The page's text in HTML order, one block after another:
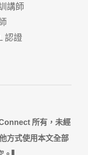
講師
認證
所有，未經
方式使用本文全部